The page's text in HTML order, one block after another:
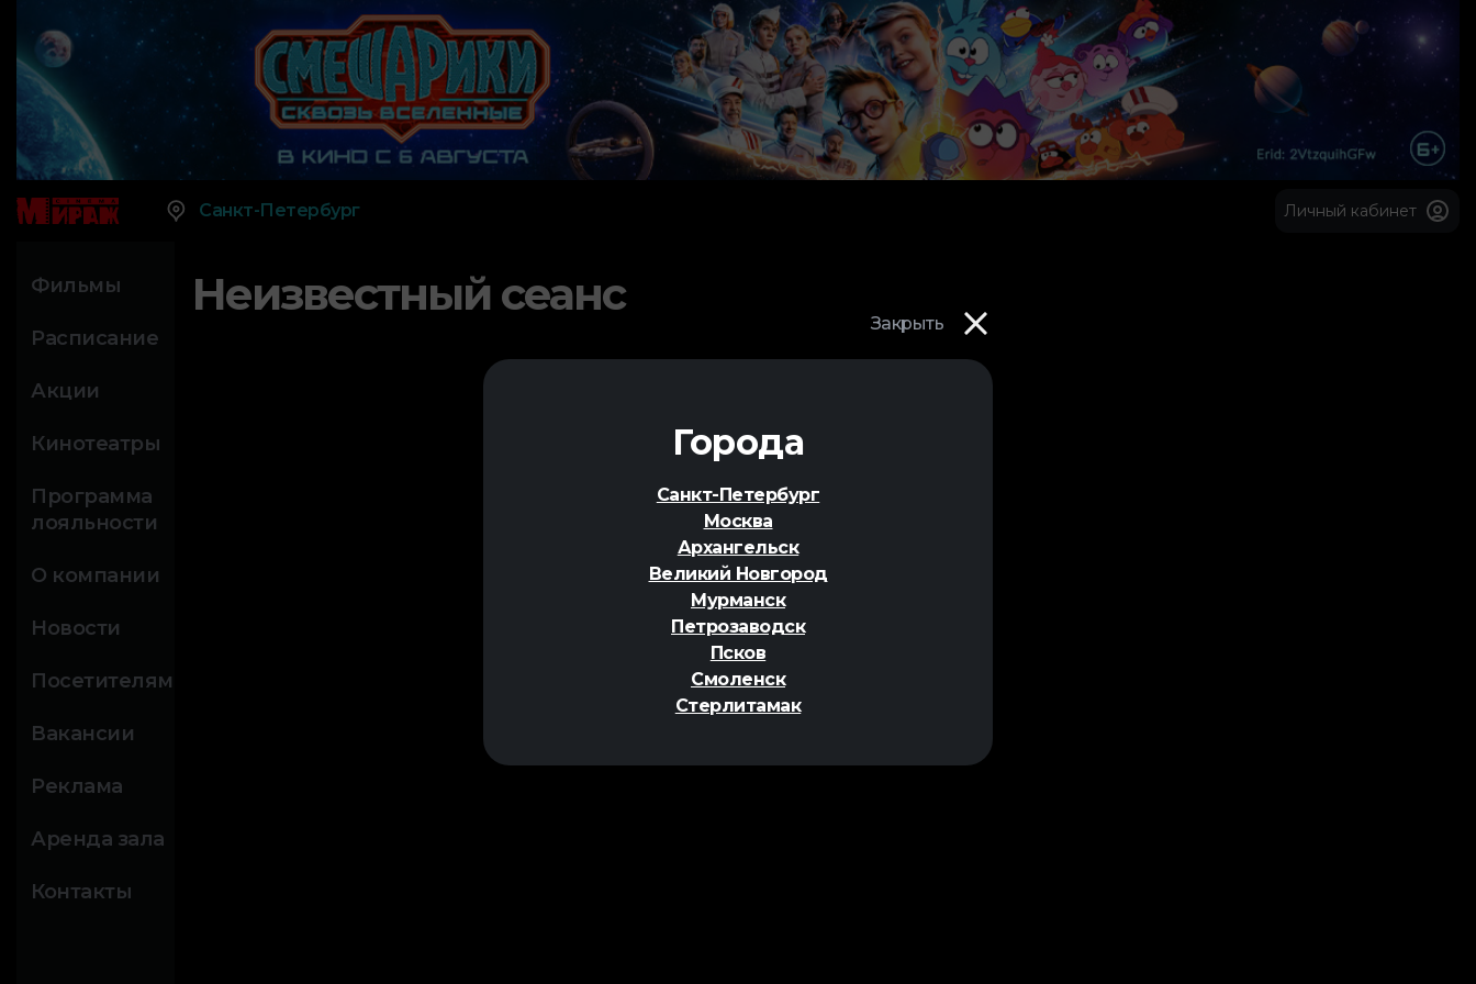
Закрыть
Города
Санкт-Петербург
Москва
Архангельск
Великий Новгород
Мурманск
Петрозаводск
Псков
Смоленск
Стерлитамак
Санкт-Петербург Личный кабинет
Фильмы
Расписание
Акции
Кинотеатры
Программа
лояльности
О компании
Новости
Посетителям
Вакансии
Реклама
Аренда зала
Контакты
Неизвестный сеанс